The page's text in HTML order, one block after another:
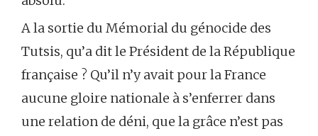
A la sortie du Mémorial du génocide des
Tutsis, qu’a dit le Président de la République
française ? Qu’il n’y avait pour la France
aucune gloire nationale à s’enferrer dans
une relation de déni, que la grâce n’est pas